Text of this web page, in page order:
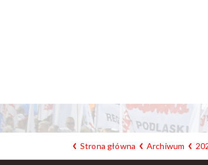
Strona główna Archiwum